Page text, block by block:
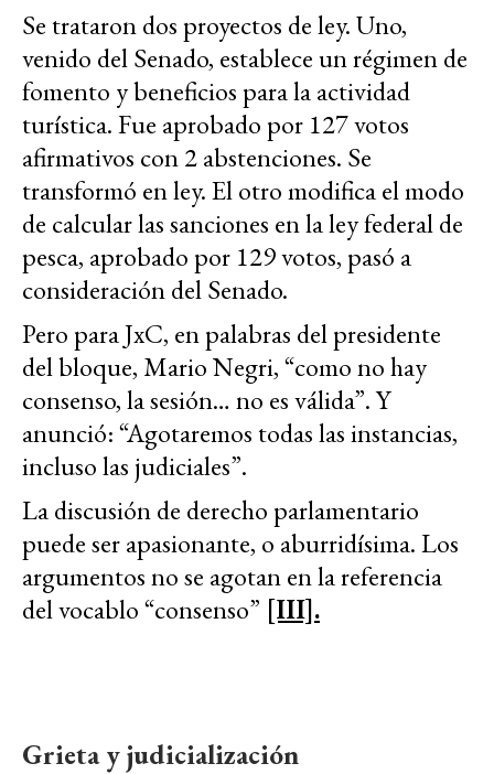
Se trataron dos proyectos de ley. Uno,
venido del Senado, establece un régimen de
fomento y beneficios para la actividad
turística. Fue aprobado por 127 votos
afirmativos con 2 abstenciones. Se
transformó en ley. El otro modifica el modo
de calcular las sanciones en la ley federal de
pesca, aprobado por 129 votos, pasó a
consideración del Senado.
Pero para JxC, en palabras del presidente
del bloque, Mario Negri, “como no hay
consenso, la sesión… no es válida”. Y
anunció: “Agotaremos todas las instancias,
incluso las judiciales”.
La discusión de derecho parlamentario
puede ser apasionante, o aburridísima. Los
argumentos no se agotan en la referencia
del vocablo “consenso” [III].
Grieta y judicialización